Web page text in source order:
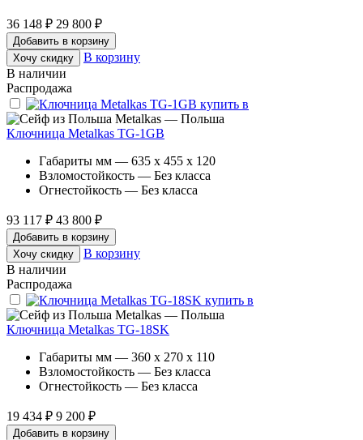
36 148 ₽ 29 800 ₽
Добавить в корзину
Хочу скидку
В корзину
В наличии
Распродажа
Metalkas — Польша
Ключница Metalkas TG-1GB
Габариты мм — 635 x 455 x 120
Взломостойкость — Без класса
Огнестойкость — Без класса
93 117 ₽ 43 800 ₽
Добавить в корзину
Хочу скидку
В корзину
В наличии
Распродажа
Metalkas — Польша
Ключница Metalkas TG-18SK
Габариты мм — 360 x 270 x 110
Взломостойкость — Без класса
Огнестойкость — Без класса
19 434 ₽ 9 200 ₽
Добавить в корзину